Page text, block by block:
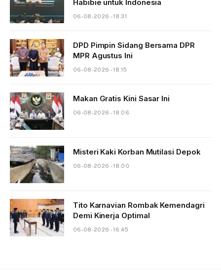
Habibie untuk Indonesia
06-08-2026 - 18.31
DPD Pimpin Sidang Bersama DPR
MPR Agustus Ini
06-08-2026 - 18.15
Makan Gratis Kini Sasar Ini
06-08-2026 - 18.06
Misteri Kaki Korban Mutilasi Depok
06-08-2026 - 18.00
Tito Karnavian Rombak Kemendagri
Demi Kinerja Optimal
06-08-2026 - 16.45